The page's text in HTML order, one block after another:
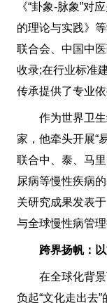
《“卦象-脉象”对
的理论与实践》
联合会、中国中
收录;在行业标准
传承提供了专业依
作为世界卫生
家，他牵头开展“
联合中、泰、马
尿病等慢性疾病
关研究成果发表
与全球慢性病管
跨界扬帆：
在全球化背景
负起“文化走出去